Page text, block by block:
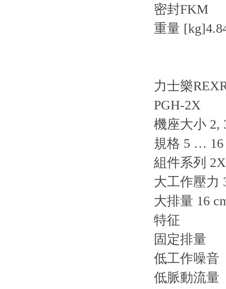
密封FKM
重量
力士樂
PGH-2X
機座大小 2,
規格 5 … 16
組件系列 2X
大工作壓力
大排量 16
特征
固定排量
低工作噪音
低脈動流量